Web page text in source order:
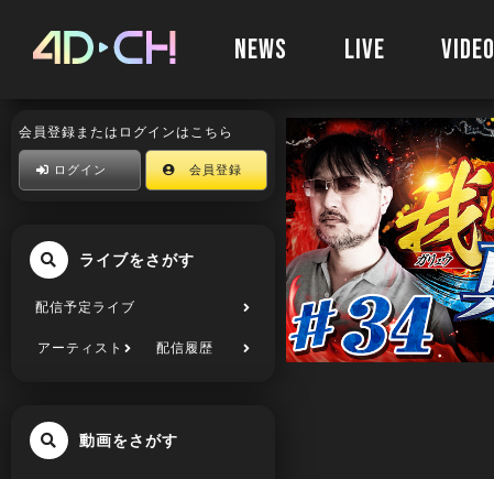
NEWS LIVE VIDEO
会員登録またはログインはこちら
ログイン 会員登録
ライブをさがす
配信予定ライブ
アーティスト 配信履歴
動画をさがす